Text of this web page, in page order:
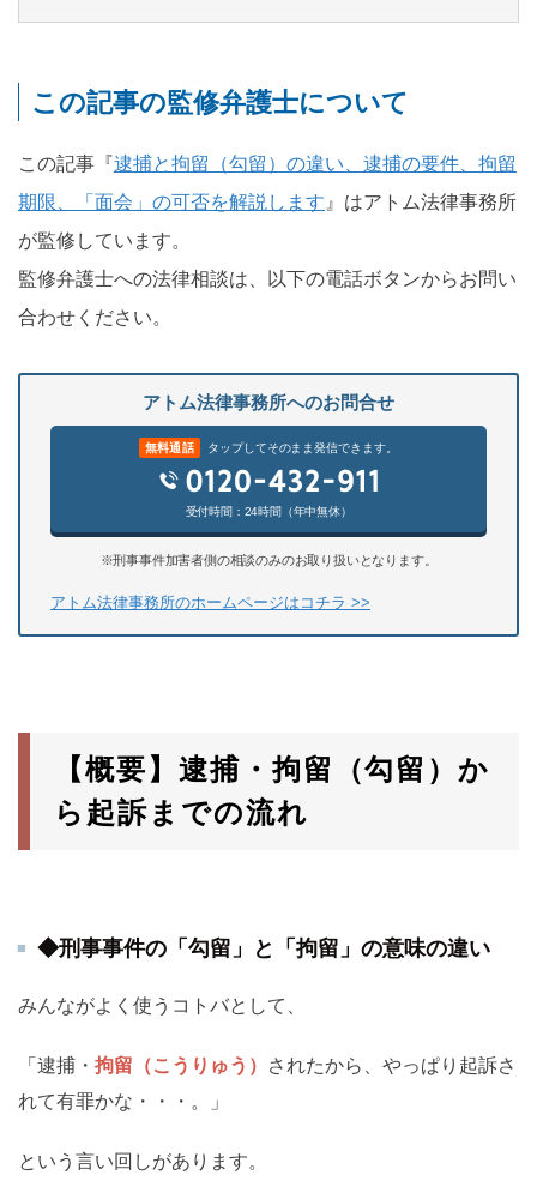
この記事の監修弁護士について
この記事『逮捕と拘留（勾留）の違い、逮捕の要件、拘留
期限、「面会」の可否を解説します 』はアトム法律事務所
が監修しています。
監修弁護士への法律相談は、以下の電話ボタンからお問い
合わせください。
アトム法律事務所へのお問合せ
無料通話 タップしてそのまま発信できます。
受付時間：24時間（年中無休）
※刑事事件加害者側の相談のみのお取り扱いとなります。
アトム法律事務所のホームページはコチラ >>
【概要】逮捕・拘留（勾留）か
ら起訴までの流れ
◆刑事事件の「勾留」と「拘留」の意味の違い
みんながよく使うコトバとして、
「逮捕・ 拘留（こうりゅう）
されたから、やっぱり起訴さ
れて有罪かな・・・。」
という言い回しがあります。